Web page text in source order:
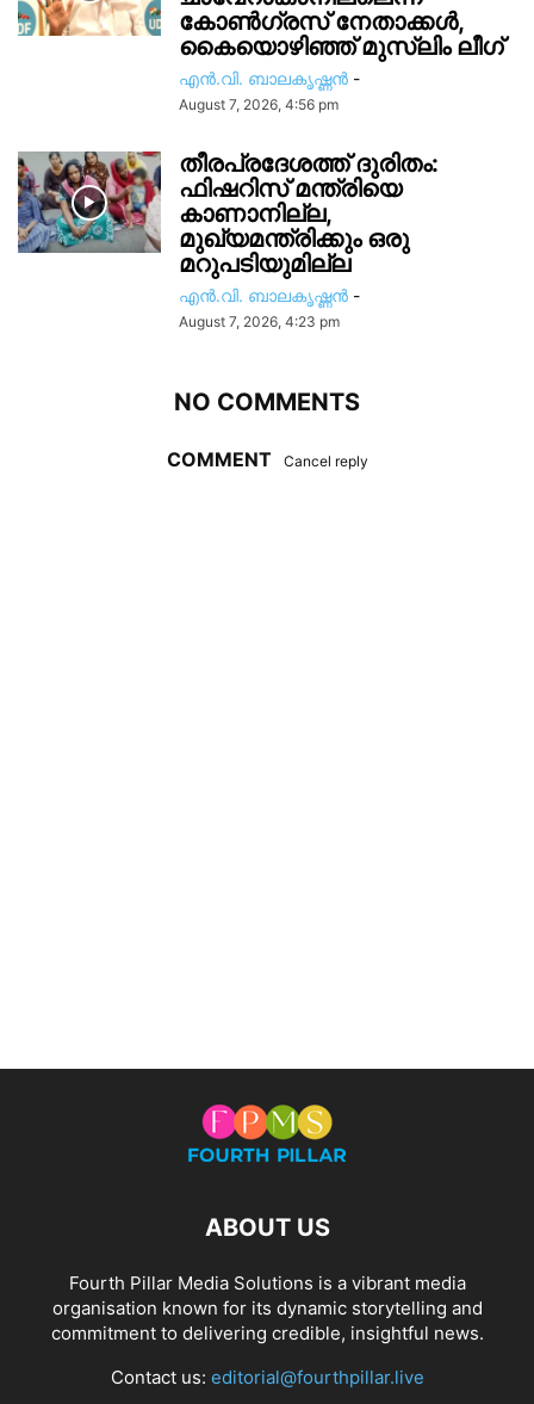
കോൺഗ്രസ് നേതാക്കൾ,
കൈയൊഴിഞ്ഞ് മുസ്ലിം ലീഗ്
എൻ.വി. ബാലകൃഷ്ണൻ -
August 7, 2026, 4:56 pm
തീരപ്രദേശത്ത് ദുരിതം:
ഫിഷറിസ്‌ മന്ത്രിയെ
കാണാനില്ല,
മുഖ്യമന്ത്രിക്കും ഒരു
മറുപടിയുമില്ല
എൻ.വി. ബാലകൃഷ്ണൻ -
August 7, 2026, 4:23 pm
NO COMMENTS
COMMENT Cancel reply
ABOUT US
Fourth Pillar Media Solutions is a vibrant media
organisation known for its dynamic storytelling and
commitment to delivering credible, insightful news.
Contact us: editorial@fourthpillar.live